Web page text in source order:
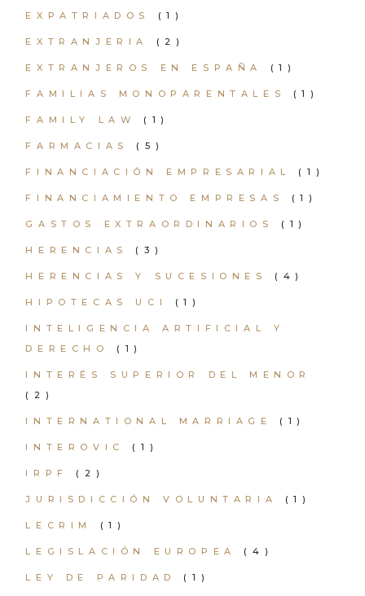
EXPATRIADOS (1)
EXTRANJERIA (2)
EXTRANJEROS EN ESPAÑA (1)
FAMILIAS MONOPARENTALES (1)
FAMILY LAW (1)
FARMACIAS (5)
FINANCIACIÓN EMPRESARIAL (1)
FINANCIAMIENTO EMPRESAS (1)
GASTOS EXTRAORDINARIOS (1)
HERENCIAS (3)
HERENCIAS Y SUCESIONES (4)
HIPOTECAS UCI (1)
INTELIGENCIA ARTIFICIAL Y
DERECHO
(1)
INTERÉS SUPERIOR DEL MENOR
(2)
INTERNATIONAL MARRIAGE (1)
INTEROVIC (1)
IRPF (2)
JURISDICCIÓN VOLUNTARIA (1)
LECRIM (1)
LEGISLACIÓN EUROPEA (4)
LEY DE PARIDAD (1)